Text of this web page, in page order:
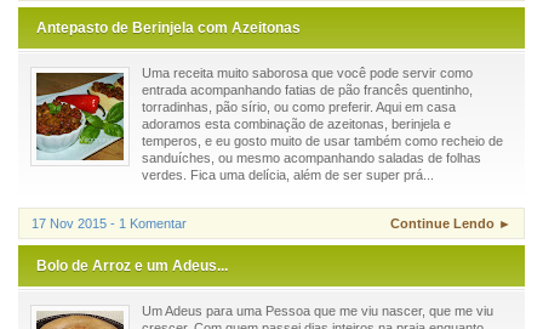
Antepasto de Berinjela com Azeitonas
Uma receita muito saborosa que você pode servir como
entrada acompanhando fatias de pão francês quentinho,
torradinhas, pão sírio, ou como preferir. Aqui em casa
adoramos esta combinação de azeitonas, berinjela e
temperos, e eu gosto muito de usar também como recheio de
sanduíches, ou mesmo acompanhando saladas de folhas
verdes. Fica uma delícia, além de ser super prá...
17 Nov 2015 - 1 Komentar Continue Lendo ►
Bolo de Arroz e um Adeus...
Um Adeus para uma Pessoa que me viu nascer, que me viu